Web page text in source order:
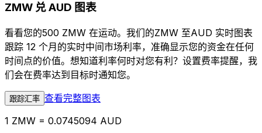
ZMW 兑 AUD 图表
看看您的500 ZMW 在运动。我们的ZMW 至AUD 实时图表
跟踪 12 个月的实时中间市场利率，准确显示您的资金在任何
时间点的价值。想知道利率何时对您有利？设置费率提醒，我
们会在费率达到目标时通知您。
跟踪汇率 查看完整图表
1 ZMW = 0.0745094 AUD